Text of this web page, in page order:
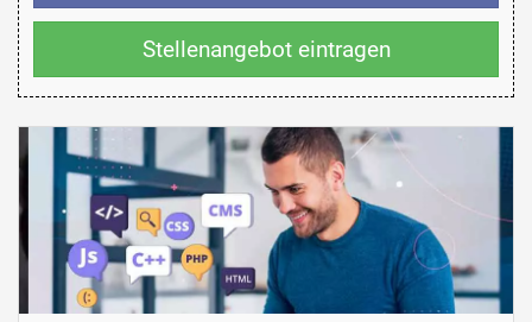
Stellenangebot eintragen